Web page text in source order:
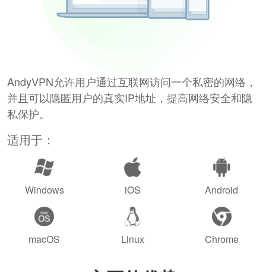
AndyVPN允许用户通过互联网访问一个私密的网络，
并且可以隐匿用户的真实IP地址，提高网络安全和隐
私保护。
适用于：
Windows iOS Android
macOS Linux Chrome